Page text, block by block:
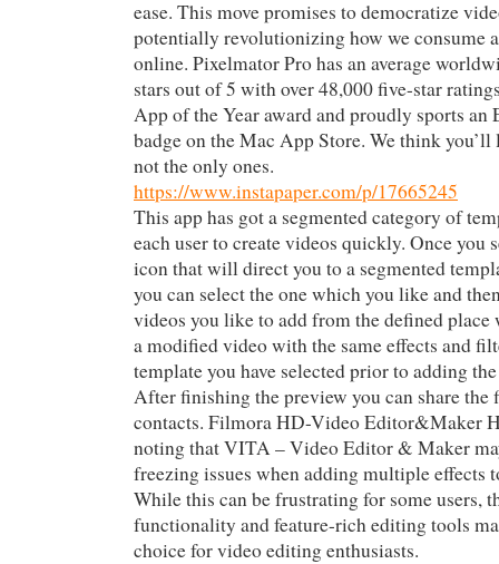
ease. This move promises to democratize
potentially revolutionizing how we consume
online. Pixelmator Pro has an average
stars out of 5 with over 48,000 five-star
App of the Year award and proudly sports an
badge on the Mac App Store. We think
not the only ones.
https://www.instapaper.com/p/17665245
This app has got a segmented category of
each user to create videos quickly. Once you
icon that will direct you to a segmented
you can select the one which you like and
videos you like to add from the defined
a modified video with the same effects and
template you have selected prior to adding
After finishing the preview you can share
contacts. Filmora HD-Video Editor&Maker
noting that VITA – Video Editor & Maker
freezing issues when adding multiple effects
While this can be frustrating for some users,
functionality and feature-rich editing tools
choice for video editing enthusiasts.